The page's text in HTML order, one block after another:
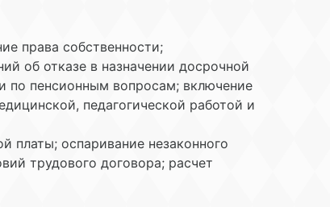
права собственности;
об отказе в назначении досрочной
по пенсионным вопросам; включение
педагогической работой и
платы; оспаривание незаконного
трудового договора; расчет